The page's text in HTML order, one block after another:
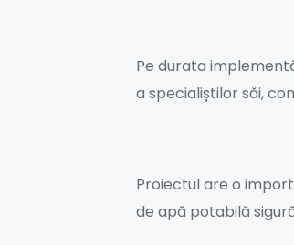
Pe durata
a specialiștilor săi,
Proiectul are o
de apă potabilă